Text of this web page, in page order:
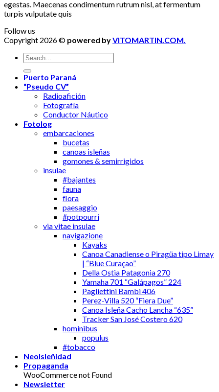
egestas. Maecenas condimentum rutrum nisl, at fermentum
turpis vulputate quis
Follow us
Copyright 2026 © powered byVITOMARTIN.COM.
Puerto Paraná
“Pseudo CV”
Radioafición
Fotografía
Conductor Náutico
Fotolog
embarcaciones
bucetas
canoas isleñas
gomones & semirrigidos
insulae
#bajantes
fauna
flora
paesaggio
#potpourri
via vitae insulae
navigazione
Kayaks
Canoa Canadiense o Piragüa tipo Limay
| “Blue Curaçao”
Della Ostia Patagonia 270
Yamaha 701 “Galápagos” 224
Pagliettini Bambi 406
Perez-Villa 520 “Fiera Due”
Canoa Isleña Cacho Lancha “635”
Tracker San José Costero 620
hominibus
populus
#tobacco
NeoIsleñidad
Propaganda
WooCommerce not Found
Newsletter